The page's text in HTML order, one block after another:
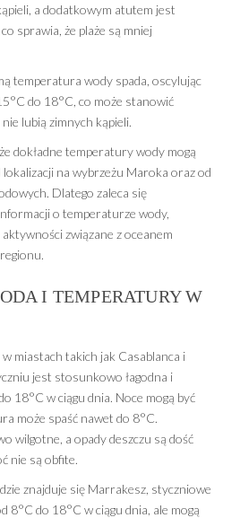
a dodatkowym atutem jest
sprawia, że plaże są mniej
temperatura wody spada, oscylując
do 18°C, co może stanowić
lubią zimnych kąpieli.
dokładne temperatury wody mogą
lokalizacji na wybrzeżu Maroka oraz od
Dlatego zaleca się
o temperaturze wody,
aktywności związane z oceanem
I TEMPERATURY W
miastach takich jak Casablanca i
jest stosunkowo łagodna i
18°C w ciągu dnia. Noce mogą być
może spaść nawet do 8°C.
wilgotne, a opady deszczu są dość
nie są obfite.
znajduje się Marrakesz, styczniowe
8°C do 18°C w ciągu dnia, ale mogą